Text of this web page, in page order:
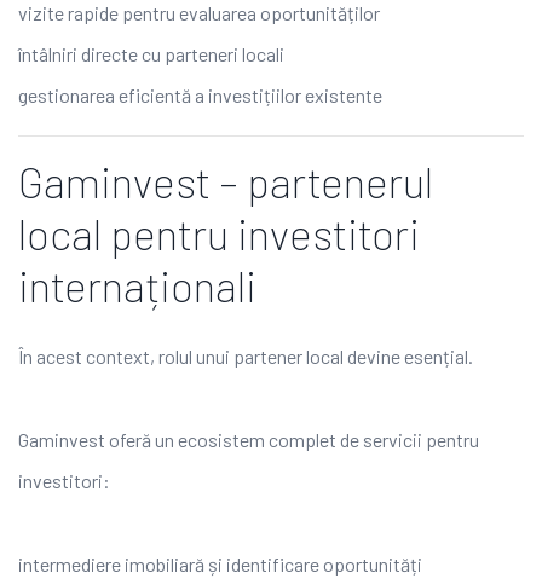
vizite rapide pentru evaluarea oportunităților
întâlniri directe cu parteneri locali
gestionarea eficientă a investițiilor existente
Gaminvest – partenerul
local pentru investitori
internaționali
În acest context, rolul unui partener local devine esențial.
Gaminvest oferă un ecosistem complet de servicii pentru
investitori:
intermediere imobiliară și identificare oportunități